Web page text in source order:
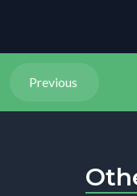
Previous